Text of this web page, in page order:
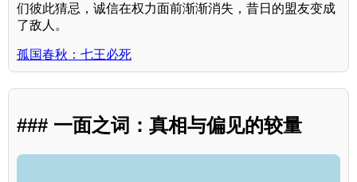
们彼此猜忌，诚信在权力面前渐渐消失，昔日的盟友变成
了敌人。
孤国春秋：七王必死
### 一面之词：真相与偏见的较量